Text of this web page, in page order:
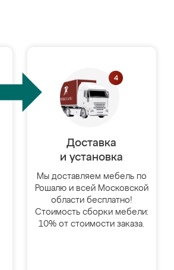
Доставка
и установка
Мы доставляем мебель по
Рошалю и всей Московской
области бесплатно!
Стоимость сборки мебели:
10% от стоимости заказа.